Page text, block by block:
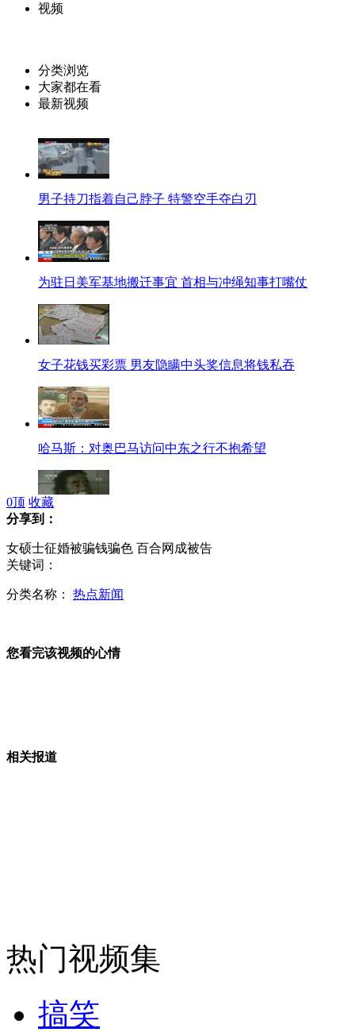
视频
分类浏览
大家都在看
最新视频
男子持刀指着自己脖子 特警空手夺白刃
为驻日美军基地搬迁事宜 首相与冲绳知事打嘴仗
女子花钱买彩票 男友隐瞒中头奖信息将钱私吞
哈马斯：对奥巴马访问中东之行不抱希望
重温伊拉克战争中的难忘瞬间
南昌地下管道爆炸致百米道路坍塌
山西运城恶犬咬伤多人 警民合力深夜将其击毙
0顶 收藏
分享到：
女硕士征婚被骗钱骗色 百合网成被告
关键词：
分类名称： 热点新闻
您看完该视频的心情
相关报道
热门视频集
搞笑